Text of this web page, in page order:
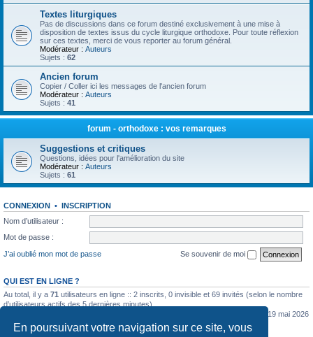
En poursuivant votre navigation sur ce site, vous
Textes liturgiques
Pas de discussions dans ce forum destiné exclusivement à une mise à
disposition de textes issus du cycle liturgique orthodoxe. Pour toute réflexion
sur ces textes, merci de vous reporter au forum général.
Modérateur : Auteurs
Sujets : 62
Ancien forum
Copier / Coller ici les messages de l'ancien forum
Modérateur : Auteurs
Sujets : 41
forum - orthodoxe : vos remarques
Suggestions et critiques
Questions, idées pour l'amélioration du site
Modérateur : Auteurs
Sujets : 61
CONNEXION • INSCRIPTION
Nom d’utilisateur :
Mot de passe :
J’ai oublié mon mot de passe
Se souvenir de moi
QUI EST EN LIGNE ?
Au total, il y a 71 utilisateurs en ligne :: 2 inscrits, 0 invisible et 69 invités (selon le nombre
d’utilisateurs actifs des 5 dernières minutes)
le mar. 19 mai 2026
0:07